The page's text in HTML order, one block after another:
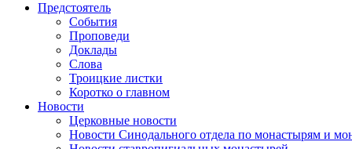
Предстоятель
События
Проповеди
Доклады
Слова
Троицкие листки
Коротко о главном
Новости
Церковные новости
Новости Синодального отдела по монастырям и